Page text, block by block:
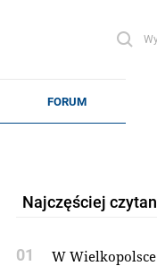
Najczęściej
01
W